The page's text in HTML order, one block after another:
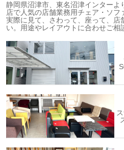
静岡県沼津市、東名沼津インターよ
店で人気の店舗業務用チェア・ソフ
実際に見て、さわって、座って、店
い。用途やレイアウトに合わせご相